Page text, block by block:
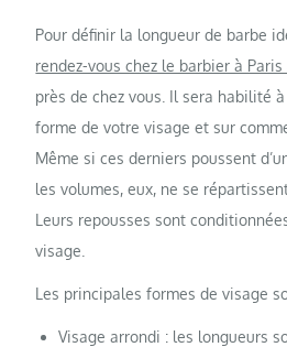
Pour définir la longueur de barbe
rendez-vous chez le barbier à Paris
près de chez vous. Il sera habilité
forme de votre visage et sur
Même si ces derniers poussent
les volumes, eux, ne se
Leurs repousses sont
visage.
Les principales formes de visage
Visage arrondi : les longueurs